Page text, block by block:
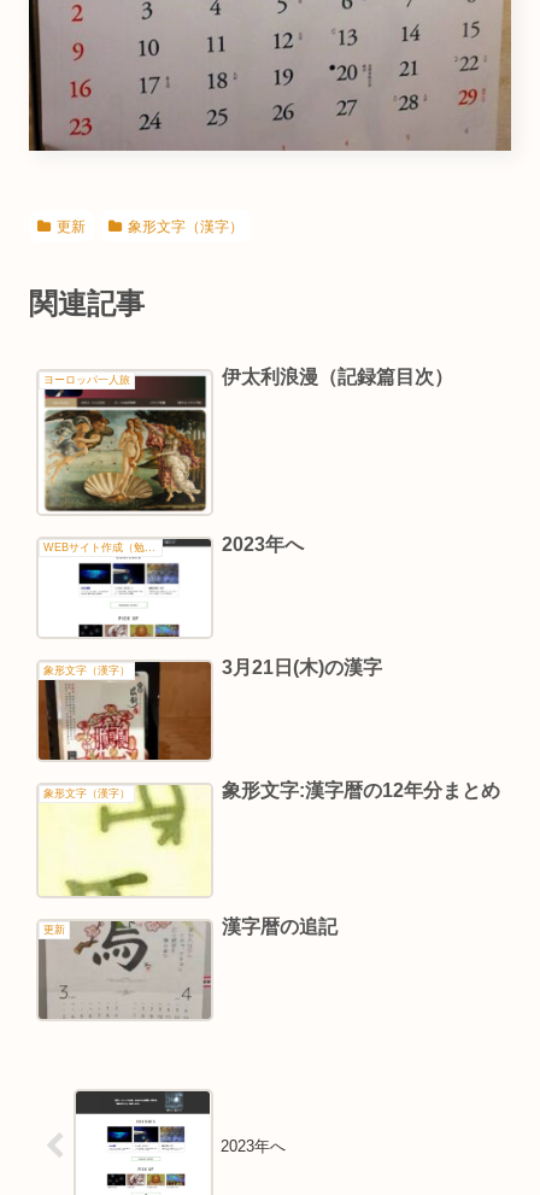
更新 象形文字（漢字）
関連記事
ヨーロッパ一人旅 伊太利浪漫（記録篇目次）
WEBサイト作成（勉強） 2023年へ
象形文字（漢字） 3月21日(木)の漢字
象形文字（漢字） 象形文字:漢字暦の12年分まとめ
更新 漢字暦の追記
2023年へ